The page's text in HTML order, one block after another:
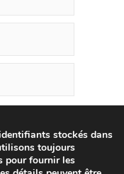
et mon site
stockés dans
toujours
pour fournir les